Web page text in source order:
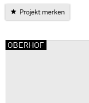
Projekt merken
OBERHOF